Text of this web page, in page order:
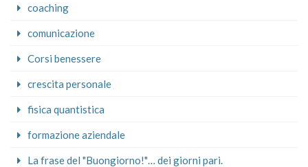
coaching
comunicazione
Corsi benessere
crescita personale
fisica quantistica
formazione aziendale
La frase del "Buongiorno!"… dei giorni pari.